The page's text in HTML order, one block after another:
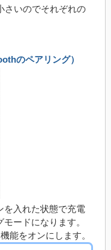
さいのでそれぞれの
のペアリング）
を入れた状態で充電
ードになります。
能をオンにします。